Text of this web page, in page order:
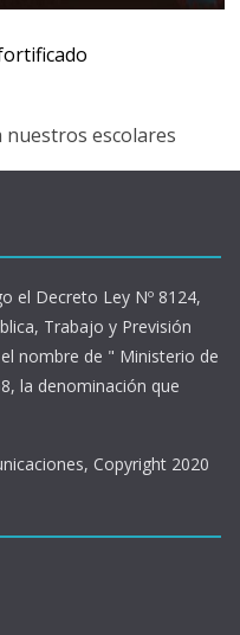
escolares
el Decreto Ley Nº 8124,
Trabajo y Previsión
nombre de " Ministerio de
la denominación que
Copyright 2020